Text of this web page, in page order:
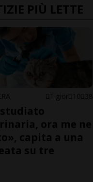
PIÙ LETTE
1 gior 10 38
studiato
ora me ne
capita a una
su tre